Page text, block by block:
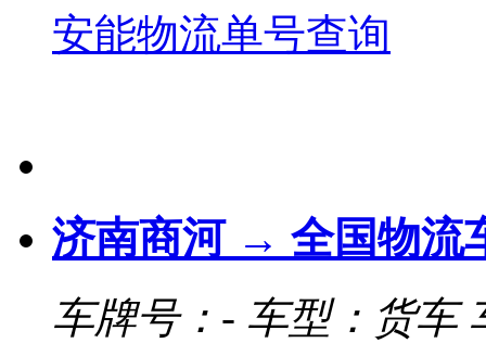
安能物流单号查询
济南商河 → 全国物流
车牌号：- 车型：货车